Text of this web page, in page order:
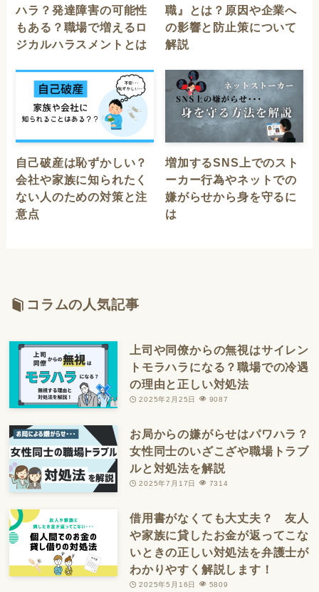
ハラ？発達障害の可能性
もある？職場で増えるロ
ジカルハラスメントとは
職』とは？原因や企業へ
の影響と防止策について
解説
自己破産は恥ずかしい？
会社や家族に知られたく
ない人のための対策と注
意点
増加するSNS上でのスト
ーカー行為やネットでの
嫌がらせから身を守るに
は
コラムの人気記事
上司や同僚からの無視はサイレン
トモラハラになる？職場での冷遇
の理由と正しい対処法
2025年2月25日 9087
お局からの嫌がらせはパワハラ？
女性同士のいざこざや職場トラブ
ルと対処法を解説
2025年7月17日 7314
借用書がなくても大丈夫？ 友人
や家族に貸したお金が返ってこな
いときの正しい対処法を弁護士が
わかりやすく解説します！
2025年5月16日 5809